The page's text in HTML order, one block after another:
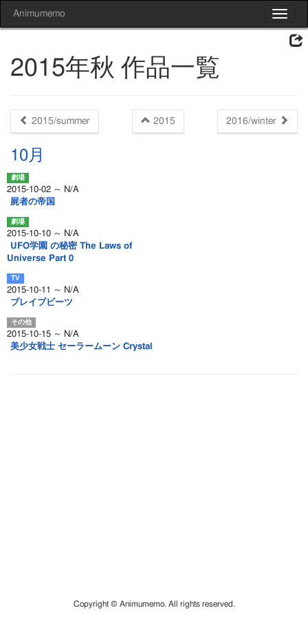
Toggle
Animumemo
2015年秋 作品一覧
2015/summer 2015 2016/winter
10月
2015-10-02 ～ N/A
屍者の帝国
2015-10-10 ～ N/A
UFO学園 の秘密 The Laws of
Universe Part 0
2015-10-11 ～ N/A
ブレイブビーツ
2015-10-15 ～ N/A
美少女戦士 セーラームーン Crystal
Copyright © Animumemo. All rights reserved.